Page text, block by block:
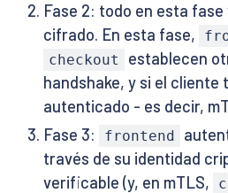
Fase 2: todo en esta
cifrado. En esta fase,
checkout
establecen
handshake, y si el cliente
autenticado - es decir,
Fase 3:
frontend
través de su identidad
verificable (y, en mTLS,